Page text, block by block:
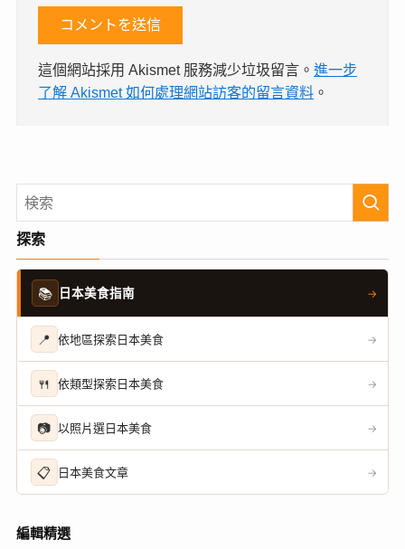
這個網站採用 Akismet 服務減少垃圾留言。進一步
了解 Akismet 如何處理網站訪客的留言資料 。
探索
📚 日本美食指南 →
📍 依地區探索日本美食 →
🍴 依類型探索日本美食 →
📷 以照片選日本美食 →
📋 日本美食文章 →
編輯精選